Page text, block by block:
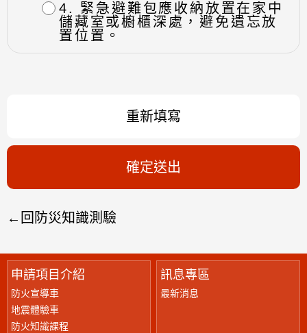
4. 緊急避難包應收納放置在家中
儲藏室或櫥櫃深處，避免遺忘放
置位置。
重新填寫
確定送出
回防災知識測驗
申請項目介紹
防火宣導車
地震體驗車
防火知識課程
訊息專區
最新消息